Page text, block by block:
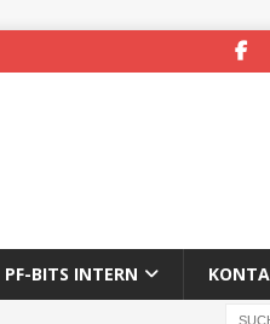
PF-BITS INTERN